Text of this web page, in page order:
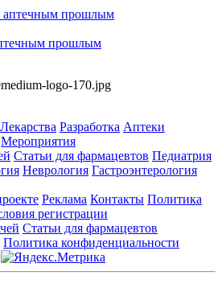
прошлым
Лекарства Разработка Аптеки
Мероприятия
Статьи для фармацевтов Педиатрия
Неврология Гастроэнтерология
Реклама Контакты Политика
регистрации
Статьи для фармацевтов
Политика конфиденциальности